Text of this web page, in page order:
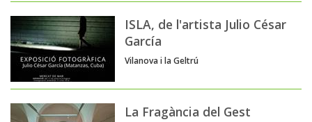
ISLA, de l'artista Julio César
García
Vilanova i la Geltrú
La Fragància del Gest